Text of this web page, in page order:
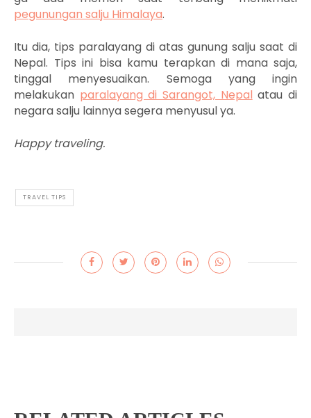
pegunungan salju Himalaya.
Itu dia, tips paralayang di atas gunung salju saat di
Nepal. Tips ini bisa kamu terapkan di mana saja,
tinggal menyesuaikan. Semoga yang ingin
melakukan paralayang di Sarangot, Nepal atau di
negara salju lainnya segera menyusul ya.
Happy traveling.
TRAVEL TIPS